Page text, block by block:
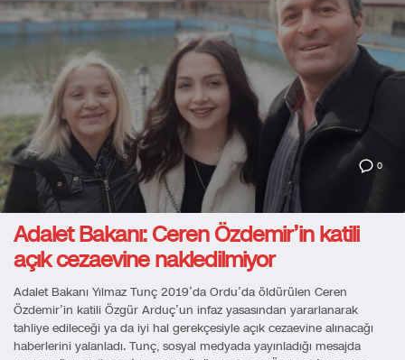
0
Adalet Bakanı: Ceren Özdemir’in katili
açık cezaevine nakledilmiyor
Adalet Bakanı Yılmaz Tunç 2019’da Ordu’da öldürülen Ceren
Özdemir’in katili Özgür Arduç’un infaz yasasından yararlanarak
tahliye edileceği ya da iyi hal gerekçesiyle açık cezaevine alınacağı
haberlerini yalanladı. Tunç, sosyal medyada yayınladığı mesajda